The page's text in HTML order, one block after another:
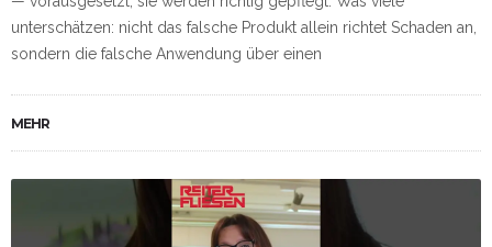
unterschätzen: nicht das falsche Produkt allein richtet Schaden an,
sondern die falsche Anwendung über einen
MEHR